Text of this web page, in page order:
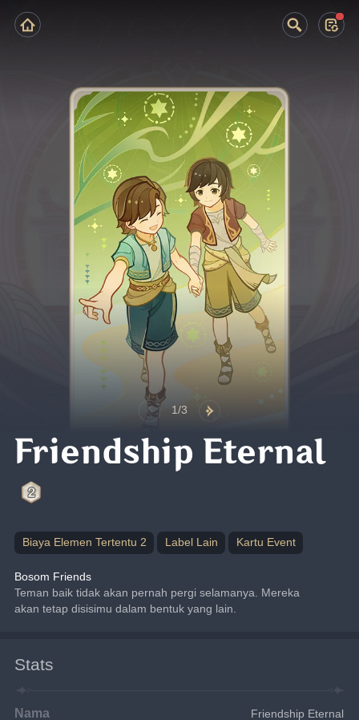
1/3
Friendship Eternal
Biaya Elemen Tertentu 2 Label Lain Kartu Event
Bosom Friends
Teman baik tidak akan pernah pergi selamanya. Mereka
akan tetap disisimu dalam bentuk yang lain.
Stats
Nama Friendship Eternal